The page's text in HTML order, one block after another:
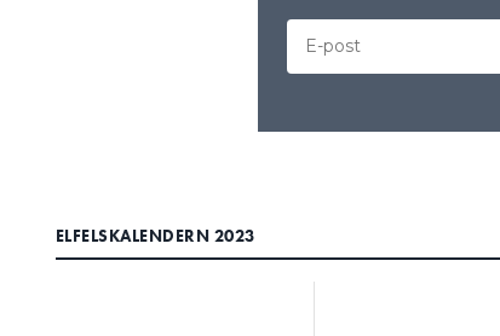
ELFELSKALENDERN 2023